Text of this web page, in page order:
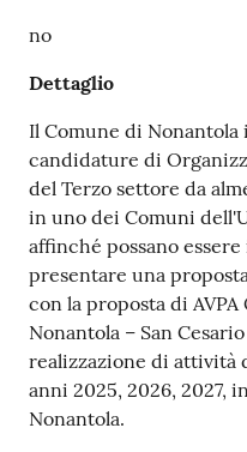
no
Dettaglio
Il Comune di
candidature di
del Terzo settore da
in uno dei Comuni
affinché possano
presentare una
con la proposta di
Nonantola – San
realizzazione di attività
anni 2025, 2026, 2027,
Nonantola.